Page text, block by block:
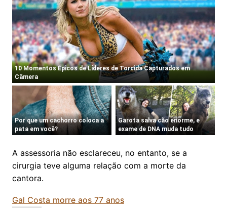
A assessoria não esclareceu, no entanto, se a
cirurgia teve alguma relação com a morte da
cantora.
Gal Costa morre aos 77 anos